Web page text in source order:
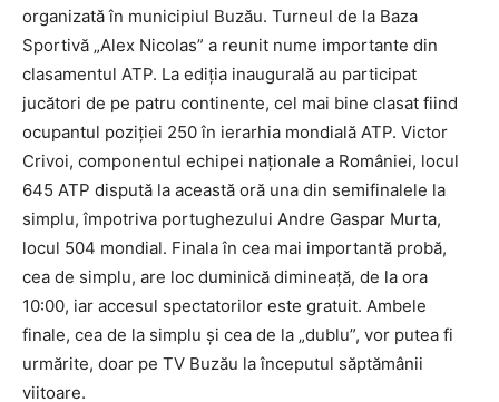
organizată în municipiul Buzău. Turneul de la Baza
Sportivă „Alex Nicolas” a reunit nume importante din
clasamentul ATP. La ediţia inaugurală au participat
jucători de pe patru continente, cel mai bine clasat fiind
ocupantul poziţiei 250 în ierarhia mondială ATP. Victor
Crivoi, componentul echipei naţionale a României, locul
645 ATP dispută la această oră una din semifinalele la
simplu, împotriva portughezului Andre Gaspar Murta,
locul 504 mondial. Finala în cea mai importantă probă,
cea de simplu, are loc duminică dimineaţă, de la ora
10:00, iar accesul spectatorilor este gratuit. Ambele
finale, cea de la simplu şi cea de la „dublu”, vor putea fi
urmărite, doar pe TV Buzău la începutul săptămânii
viitoare.